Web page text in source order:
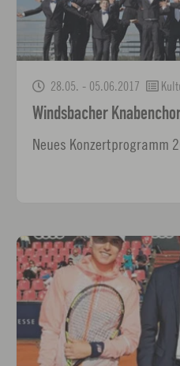
28.05. - 05.06.2017
Windsbacher
Neues Konzertprogramm